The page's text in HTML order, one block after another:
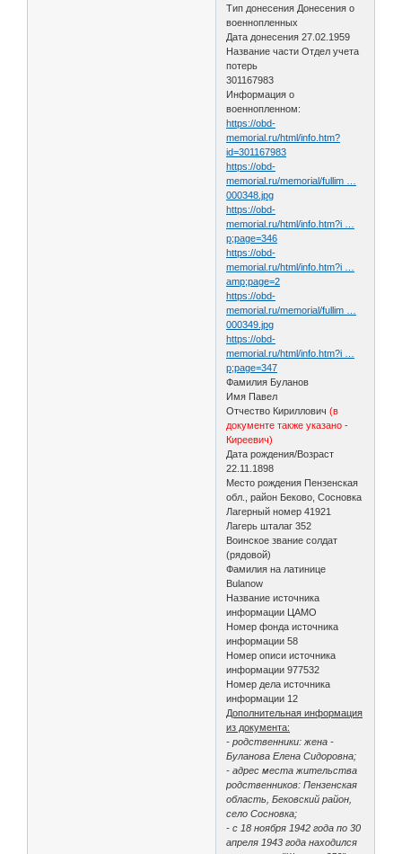
Тип донесения Донесения о
военнопленных
Дата донесения 27.02.1959
Название части Отдел учета
потерь
301167983
Информация о
военнопленном:
https://obd-
memorial.ru/html/info.htm?
id=301167983
https://obd-
memorial.ru/memorial/fullim …
000348.jpg
https://obd-
memorial.ru/html/info.htm?i …
p;page=346
https://obd-
memorial.ru/html/info.htm?i …
amp;page=2
https://obd-
memorial.ru/memorial/fullim …
000349.jpg
https://obd-
memorial.ru/html/info.htm?i …
p;page=347
Фамилия Буланов
Имя Павел
Отчество Кириллович(в
документе также указано -
Киреевич)
Дата рождения/Возраст
22.11.1898
Место рождения Пензенская
обл., район Беково, Сосновка
Лагерный номер 41921
Лагерь шталаг 352
Воинское звание солдат
(рядовой)
Фамилия на латинице
Bulanow
Название источника
информации ЦАМО
Номер фонда источника
информации 58
Номер описи источника
информации 977532
Номер дела источника
информации 12
Дополнительная информация
из документа:
- родственники: жена -
Буланова Елена Сидоровна;
- адрес места жительства
родственников: Пензенская
область, Бековский район,
село Сосновка;
- с 18 ноября 1942 года по 30
апреля 1943 года находился